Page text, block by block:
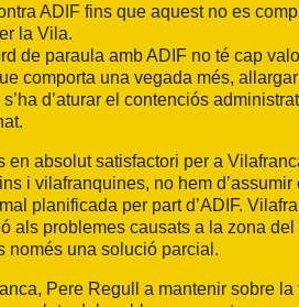
ADIF fins que aquest no es
la Vila.
de paraula amb ADIF no té cap
comporta una vegada més,
d’aturar el contenciós
en absolut satisfactori per a
i vilafranquines, no hem
planificada per part d’ADIF.
als problemes causats a la zona
només una solució parcial.
Pere Regull a mantenir sobre